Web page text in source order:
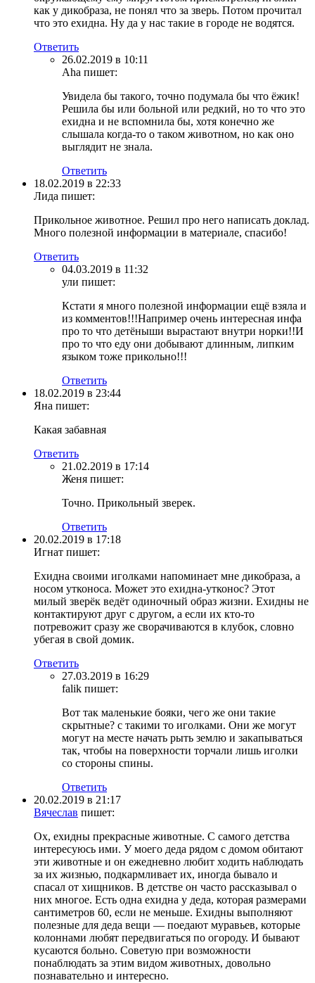
как у дикобраза, не понял что за зверь. Потом прочитал
что это ехидна. Ну да у нас такие в городе не водятся.
Ответить
26.02.2019 в 10:11
Aha пишет:
Увидела бы такого, точно подумала бы что ёжик!
Решила бы или больной или редкий, но то что это
ехидна и не вспомнила бы, хотя конечно же
слышала когда-то о таком животном, но как оно
выглядит не знала.
Ответить
18.02.2019 в 22:33
Лида пишет:
Прикольное животное. Решил про него написать доклад.
Много полезной информации в материале, спасибо!
Ответить
04.03.2019 в 11:32
ули пишет:
Кстати я много полезной информации ещё взяла и
из комментов!!!Например очень интересная инфа
про то что детёныши вырастают внутри норки!!И
про то что еду они добывают длинным, липким
языком тоже прикольно!!!
Ответить
18.02.2019 в 23:44
Яна пишет:
Какая забавная
Ответить
21.02.2019 в 17:14
Женя пишет:
Точно. Прикольный зверек.
Ответить
20.02.2019 в 17:18
Игнат пишет:
Ехидна своими иголками напоминает мне дикобраза, а
носом утконоса. Может это ехидна-утконос? Этот
милый зверёк ведёт одиночный образ жизни. Ехидны не
контактируют друг с другом, а если их кто-то
потревожит сразу же сворачиваются в клубок, словно
убегая в свой домик.
Ответить
27.03.2019 в 16:29
falik пишет:
Вот так маленькие бояки, чего же они такие
скрытные? с такими то иголками. Они же могут
могут на месте начать рыть землю и закапываться
так, чтобы на поверхности торчали лишь иголки
со стороны спины.
Ответить
20.02.2019 в 21:17
Вячеслав пишет:
Ох, ехидны прекрасные животные. С самого детства
интересуюсь ими. У моего деда рядом с домом обитают
эти животные и он ежедневно любит ходить наблюдать
за их жизнью, подкармливает их, иногда бывало и
спасал от хищников. В детстве он часто рассказывал о
них многое. Есть одна ехидна у деда, которая размерами
сантиметров 60, если не меньше. Ехидны выполняют
полезные для деда вещи — поедают муравьев, которые
колоннами любят передвигаться по огороду. И бывают
кусаются больно. Советую при возможности
понаблюдать за этим видом животных, довольно
познавательно и интересно.